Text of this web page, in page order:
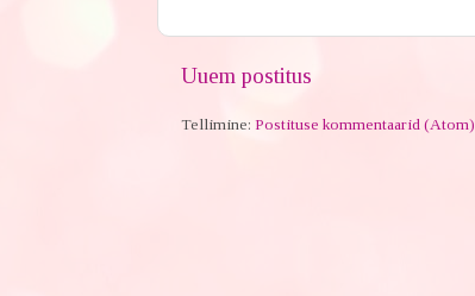
Uuem postitus
Tellimine: Postituse kommentaarid (Atom)